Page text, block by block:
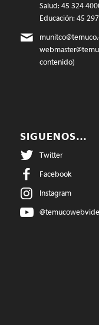
Salud: 45 324
Educación: 45
contenido)
SIGUENOS…
Twitter
Facebook
Instagram